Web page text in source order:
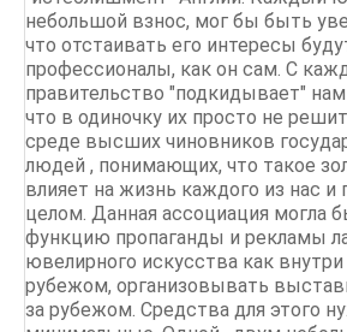
небольшой взнос, мог бы быть
что отстаивать его интересы
профессионалы, как он сам. С
правительство "подкидывает"
что в одиночку их просто не
среде высших чиновников
людей , понимающих, что такое
влияет на жизнь каждого из нас и
целом. Данная ассоциация могла
функцию пропаганды и рекламы
ювелирного искусства как
рубежом, организовывать
за рубежом. Средства для этого